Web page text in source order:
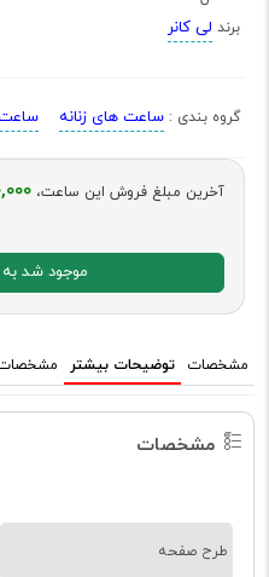
برند لی کانر
گروه بندی : ساعت های زنانه ساعت
آخرین مبلغ فروش این ساعت،
موجود شد به
مشخصات توضیحات بیشتر
مشخصات
طرح صفحه